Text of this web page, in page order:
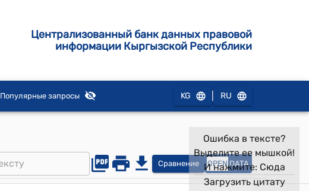
Централизованный банк данных правовой
информации Кыргызской Республики
Популярные запросы KG RU
Сравнение OPEN DATA
Ошибка в тексте?
Выделите ее мышкой!
И нажмите: Сюда
Загрузить цитату